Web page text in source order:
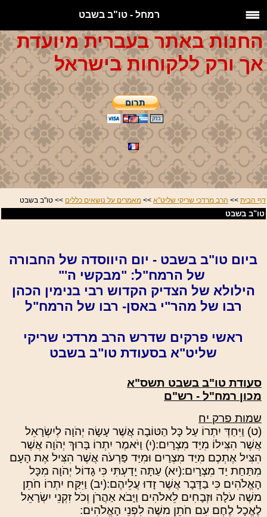
רמחל - טו"ב בשבט
החנות באתר בעברית מיועדת
אך ורק ללקוחות בישראל
דף הבית >> הרב מרדכי שריקי שליט"א >> מאמרים על נושאים כללים >> טו"ב בשבט
טו"ב בשבט
ביום טו"ב בשבט - יום היווסדה של החבורה
של הרמח"ל: "מבקשי ה'"
הילולא של הצדיק הקדוש רבי בנימין הכהן
רבו של מהר"י באסן- רבו של הרמח"ל
ראשי פרקים שדרש הרב מרדכי שריקי
שליט"א בסעודת טו"ב בשבט
סעודת טו"ב בשבט תשס"א
מכון רמח"ל - רש"ם
שמות פרק יח
(ט) וַיִּחַדְּ יִתְרוֹ עַל כָּל הַטּוֹבָה אֲשֶׁר עָשָׂה יְהֹוָה לְיִשְׂרָאֵל
אֲשֶׁר הִצִּילוֹ מִיַּד מִצְרָיִם:(י) וַיֹּאמֶר יִתְרוֹ בָּרוּךְ יְהֹוָה אֲשֶׁר
הִצִּיל אֶתְכֶם מִיַּד מִצְרַיִם וּמִיַּד פַּרְעֹה אֲשֶׁר הִצִּיל אֶת הָעָם
מִתַּחַת יַד מִצְרָיִם:(יא) עַתָּה יָדַעְתִּי כִּי גָדוֹל יְהֹוָה מִכָּל
הָאֱלֹהִים כִּי בַדָּבָר אֲשֶׁר זָדוּ עֲלֵיהֶם:(יב) וַיִּקַּח יִתְרוֹ חֹתֵן
משֶׁה עֹלָה וּזְבָחִים לֵאלֹהִים וַיָּבֹא אַהֲרֹן וְכֹל זִקְנֵי יִשְׂרָאֵל
לֶאֱכָל לֶחֶם עִם חֹתֵן משֶׁה לִפְנֵי הָאֱלֹהִים: